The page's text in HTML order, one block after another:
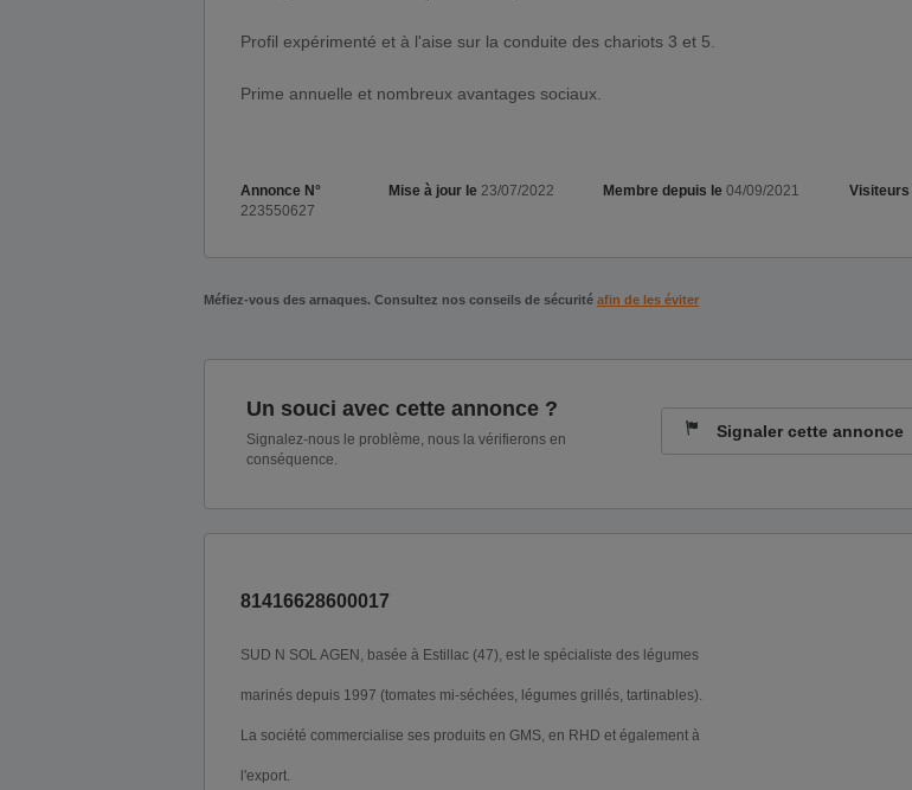
Profil expérimenté et à l'aise sur la conduite des chariots 3 et 5.
Prime annuelle et nombreux avantages sociaux.
Annonce N°
223550627
Mise à jour le 23/07/2022 Membre depuis le 04/09/2021 Visiteurs
Méfiez-vous des arnaques. Consultez nos conseils de sécurité afin de les éviter
Un souci avec cette annonce ?
Signalez-nous le problème, nous la vérifierons en
conséquence.
Signaler cette annonce
81416628600017
SUD N SOL AGEN, basée à Estillac (47), est le spécialiste des légumes
marinés depuis 1997 (tomates mi-séchées, légumes grillés, tartinables).
La société commercialise ses produits en GMS, en RHD et également à
l'export.